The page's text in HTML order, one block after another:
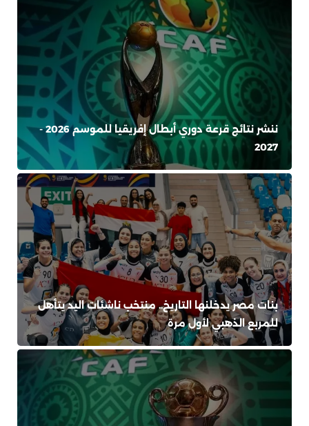
ننشر نتائج قرعة دوري أبطال إفريقيا للموسم 2026 -
2027
بنات مصر يدخلنها التاريخ.. منتخب ناشئات اليد يتأهل
للمربع الذهبي لأول مرة